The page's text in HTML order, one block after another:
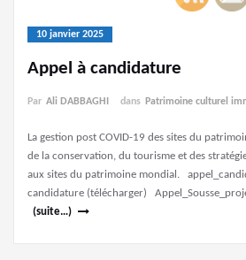
10 janvier 2025
Appel à candidature
Par Ali DABBAGHI dans Patrimoine culturel
La gestion post COVID-19 des sites du
de la conservation, du tourisme et des
aux sites du patrimoine mondial.
candidature (télécharger)
(suite…)